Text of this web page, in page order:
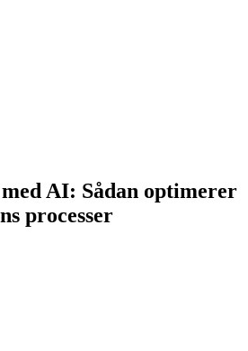
AI: Sådan optimerer
processer